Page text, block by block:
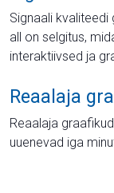
Signaali
all on selgitus,
interaktiivsed ja
Reaalaja
Reaalaja
uuenevad iga